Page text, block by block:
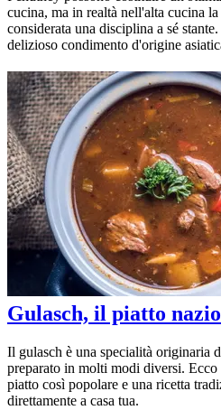
cucina, ma in realtà nell'alta cucina
considerata una disciplina a sé
delizioso condimento d'origine
Gulasch, il piatto
Il gulasch è una specialità originaria
preparato in molti modi diversi. Ecco
piatto così popolare e una ricetta
direttamente a casa tua.